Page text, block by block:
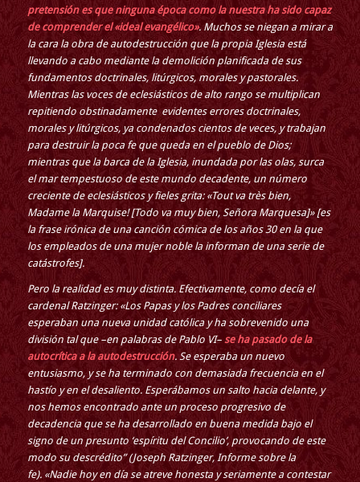
pretensión es que ninguna época como la nuestra ha sido capaz
de comprender el «ideal evangélico». Muchos se niegan a mirar a
la cara la obra de autodestrucción que la propia Iglesia está
llevando a cabo mediante la demolición planificada de sus
fundamentos doctrinales, litúrgicos, morales y pastorales.
Mientras las voces de eclesiásticos de alto rango se multiplican
repitiendo obstinadamente evidentes errores doctrinales,
morales y litúrgicos, ya condenados cientos de veces, y trabajan
para destruir la poca fe que queda en el pueblo de Dios;
mientras que la barca de la Iglesia, inundada por las olas, surca
el mar tempestuoso de este mundo decadente, un número
creciente de eclesiásticos y fieles grita: «Tout va très bien,
Madame la Marquise! [Todo va muy bien, Señora Marquesa]» [es
la frase irónica de una canción cómica de los años 30 en la que
los empleados de una mujer noble la informan de una serie de
catástrofes].
Pero la realidad es muy distinta. Efectivamente, como decía el
cardenal Ratzinger: «Los Papas y los Padres conciliares
esperaban una nueva unidad católica y ha sobrevenido una
división tal que –en palabras de Pablo VI– se ha pasado de la
autocrítica a la autodestrucción. Se esperaba un nuevo
entusiasmo, y se ha terminado con demasiada frecuencia en el
hastío y en el desaliento. Esperábamos un salto hacia delante, y
nos hemos encontrado ante un proceso progresivo de
decadencia que se ha desarrollado en buena medida bajo el
signo de un presunto ‘espíritu del Concilio’, provocando de este
modo su descrédito” (Joseph Ratzinger, Informe sobre la
fe). «Nadie hoy en día se atreve honesta y seriamente a contestar